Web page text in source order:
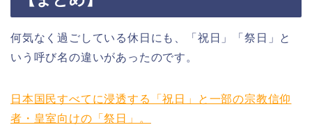
何気なく過ごしている休日にも、「祝日」「祭日」と
いう呼び名の違いがあったのです。
日本国民すべてに浸透する「祝日」と一部の宗教信仰
者・皇室向けの「祭日」。